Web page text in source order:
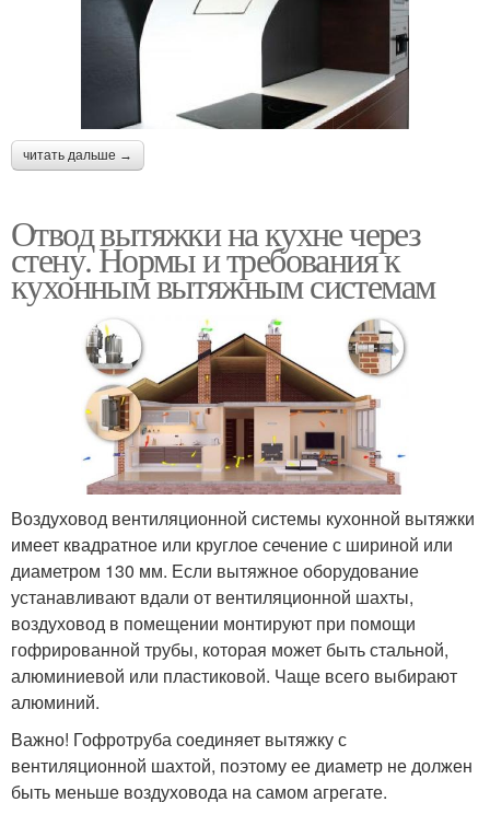
читать дальше →
Отвод вытяжки на кухне через
стену. Нормы и требования к
кухонным вытяжным системам
Воздуховод вентиляционной системы кухонной вытяжки
имеет квадратное или круглое сечение с шириной или
диаметром 130 мм. Если вытяжное оборудование
устанавливают вдали от вентиляционной шахты,
воздуховод в помещении монтируют при помощи
гофрированной трубы, которая может быть стальной,
алюминиевой или пластиковой. Чаще всего выбирают
алюминий.
Важно! Гофротруба соединяет вытяжку с
вентиляционной шахтой, поэтому ее диаметр не должен
быть меньше воздуховода на самом агрегате.